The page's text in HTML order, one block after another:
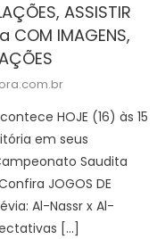
ASSISTIR
IMAGENS,
HOJE (16) às 15
em seus
Saudita
JOGOS DE
Al-Nassr x Al-
[…]